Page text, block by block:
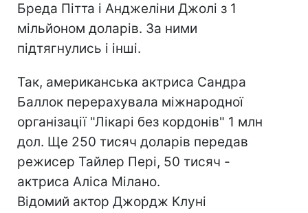
Бреда Пітта і Анджеліни Джолі з 1
мільйоном доларів. За ними
підтягнулись і інші.
Так, американська актриса Сандра
Баллок перерахувала міжнародної
організації "Лікарі без кордонів" 1 млн
дол. Ще 250 тисяч доларів передав
режисер Тайлер Пері, 50 тисяч -
актриса Аліса Мілано.
Відомий актор Джордж Клуні